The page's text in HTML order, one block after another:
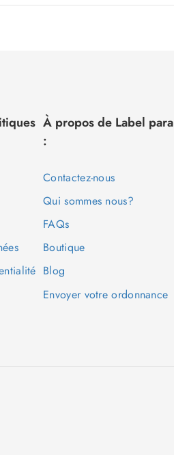
À propos de Label para
:
Contactez-nous
Qui sommes nous?
FAQs
Boutique
Blog
Envoyer votre ordonnance